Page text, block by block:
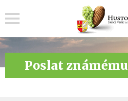
Poslat známému